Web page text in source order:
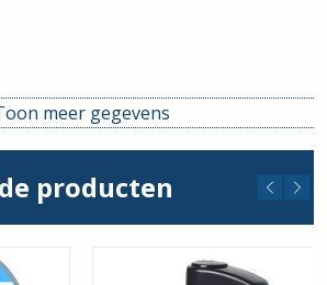
meer gegevens
producten